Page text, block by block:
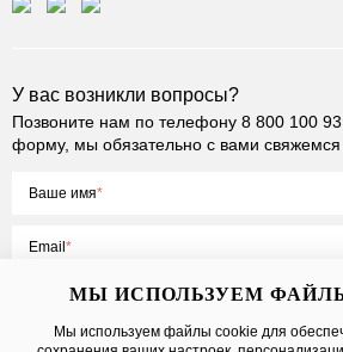
У вас возникли вопросы?
Позвоните нам по телефону 8 800 100
форму, мы обязательно с вами свяжемся
Ваше имя
Email
МЫ ИСПОЛЬЗУЕМ ФАЙЛЫ
Мы используем файлы cookie для